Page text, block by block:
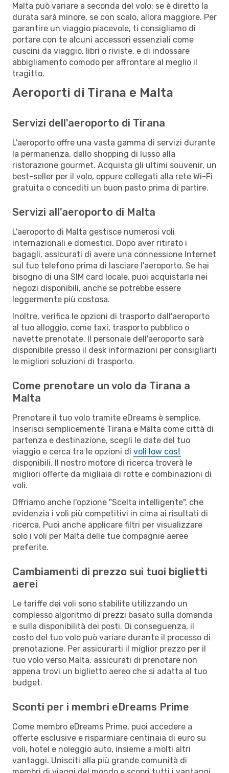
Malta può variare a seconda del volo: se è diretto la
durata sarà minore, se con scalo, allora maggiore. Per
garantire un viaggio piacevole, ti consigliamo di
portare con te alcuni accessori essenziali come
cuscini da viaggio, libri o riviste, e di indossare
abbigliamento comodo per affrontare al meglio il
tragitto.
Aeroporti di Tirana e Malta
Servizi dell'aeroporto di Tirana
L'aeroporto offre una vasta gamma di servizi durante
la permanenza, dallo shopping di lusso alla
ristorazione gourmet. Acquista gli ultimi souvenir, un
best-seller per il volo, oppure collegati alla rete Wi-Fi
gratuita o concediti un buon pasto prima di partire.
Servizi all'aeroporto di Malta
L'aeroporto di Malta gestisce numerosi voli
internazionali e domestici. Dopo aver ritirato i
bagagli, assicurati di avere una connessione Internet
sul tuo telefono prima di lasciare l'aeroporto. Se hai
bisogno di una SIM card locale, puoi acquistarla nei
negozi disponibili, anche se potrebbe essere
leggermente più costosa.
Inoltre, verifica le opzioni di trasporto dall'aeroporto
al tuo alloggio, come taxi, trasporto pubblico o
navette prenotate. Il personale dell'aeroporto sarà
disponibile presso il desk informazioni per consigliarti
le migliori soluzioni di trasporto.
Come prenotare un volo da Tirana a
Malta
Prenotare il tuo volo tramite eDreams è semplice.
Inserisci semplicemente Tirana e Malta come città di
partenza e destinazione, scegli le date del tuo
viaggio e cerca tra le opzioni di voli low cost
disponibili. Il nostro motore di ricerca troverà le
migliori offerte da migliaia di rotte e combinazioni di
voli.
Offriamo anche l'opzione "Scelta intelligente", che
evidenzia i voli più competitivi in cima ai risultati di
ricerca. Puoi anche applicare filtri per visualizzare
solo i voli per Malta delle tue compagnie aeree
preferite.
Cambiamenti di prezzo sui tuoi biglietti
aerei
Le tariffe dei voli sono stabilite utilizzando un
complesso algoritmo di prezzi basato sulla domanda
e sulla disponibilità dei posti. Di conseguenza, il
costo del tuo volo può variare durante il processo di
prenotazione. Per assicurarti il miglior prezzo per il
tuo volo verso Malta, assicurati di prenotare non
appena trovi un biglietto aereo che si adatta al tuo
budget.
Sconti per i membri eDreams Prime
Come membro eDreams Prime, puoi accedere a
offerte esclusive e risparmiare centinaia di euro su
voli, hotel e noleggio auto, insieme a molti altri
vantaggi. Unisciti alla più grande comunità di